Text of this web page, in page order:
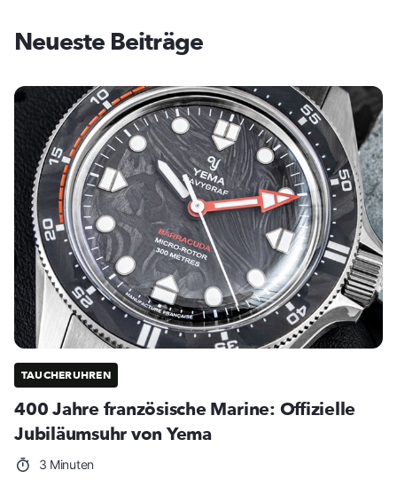
Neueste Beiträge
TAUCHERUHREN
400 Jahre französische Marine: Offizielle
Jubiläumsuhr von Yema
3 Minuten